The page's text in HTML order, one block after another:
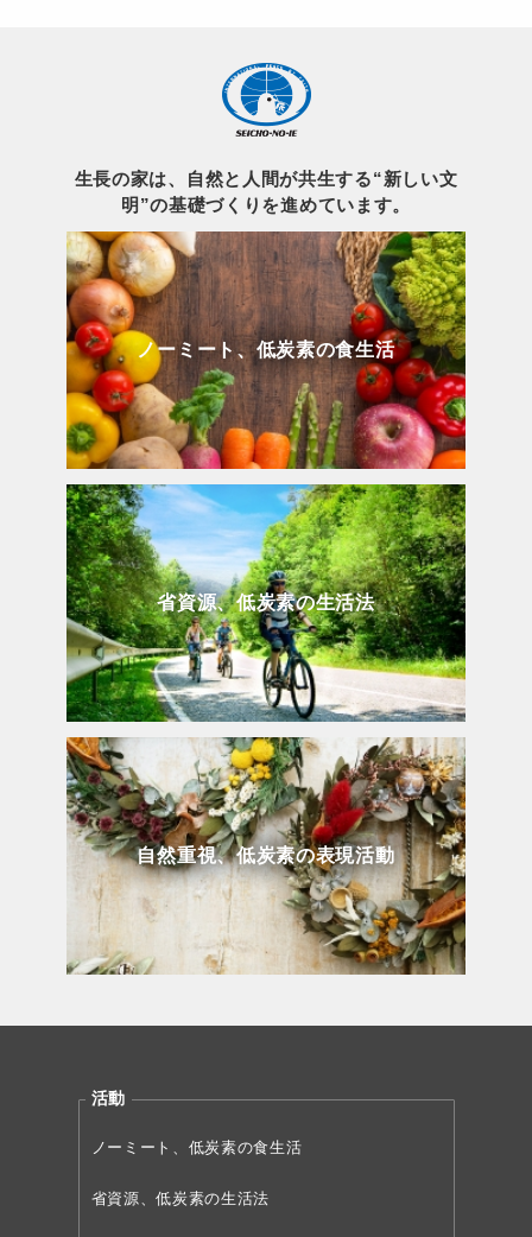
生長の家は、自然と人間が共生する“新しい文
明”の基礎づくりを進めています。
ノーミート、低炭素の食生活
省資源、低炭素の生活法
自然重視、低炭素の表現活動
活動
ノーミート、低炭素の食生活
省資源、低炭素の生活法